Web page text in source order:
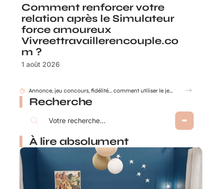
Comment renforcer votre
relation après le Simulateur
force amoureux
Vivreettravaillerencouple.co
m ?
1 août 2026
Annonce, jeu concours, fidélité… comment utiliser le jeu à gratter personnalisé ?
Recherche
À lire absolument